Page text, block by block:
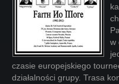
w
czasie europejskiego
działalności grupy. Trasa